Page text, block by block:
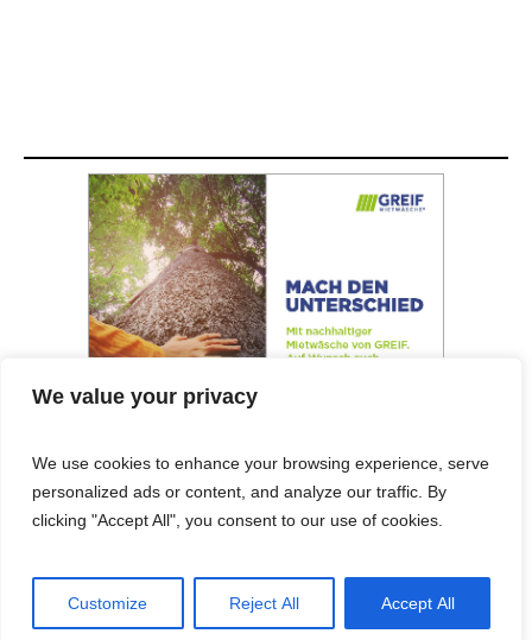
We value your privacy
We use cookies to enhance your browsing experience, serve
personalized ads or content, and analyze our traffic. By
clicking "Accept All", you consent to our use of cookies.
Customize Reject All Accept All
© 2025 Cost&Logis